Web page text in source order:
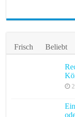
Frisch Beliebt